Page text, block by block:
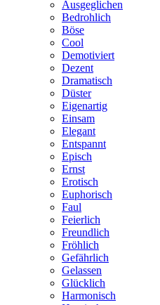
Ausgeglichen
Bedrohlich
Böse
Cool
Demotiviert
Dezent
Dramatisch
Düster
Eigenartig
Einsam
Elegant
Entspannt
Episch
Ernst
Erotisch
Euphorisch
Faul
Feierlich
Freundlich
Fröhlich
Gefährlich
Gelassen
Glücklich
Harmonisch